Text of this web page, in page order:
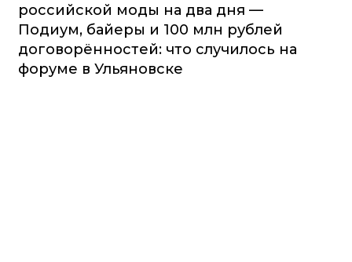
российской моды на два дня —
Подиум, байеры и 100 млн рублей
договорённостей: что случилось на
форуме в Ульяновске